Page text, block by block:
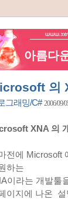
아름다
의
그래밍/C# 2006/09/
XNA 의
전에 Microsoft
하는
이라는 개발툴
이지에 나온